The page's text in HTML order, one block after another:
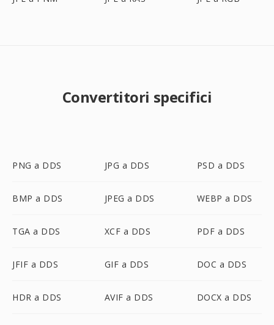
Convertitori specifici
PNG a DDS JPG a DDS PSD a DDS
BMP a DDS JPEG a DDS WEBP a DDS
TGA a DDS XCF a DDS PDF a DDS
JFIF a DDS GIF a DDS DOC a DDS
HDR a DDS AVIF a DDS DOCX a DDS